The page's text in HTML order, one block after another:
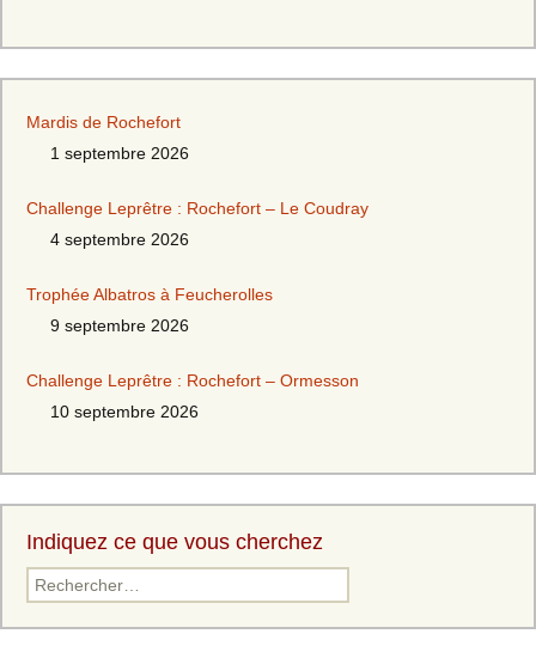
Mardis de Rochefort
1 septembre 2026
Challenge Leprêtre : Rochefort – Le Coudray
4 septembre 2026
Trophée Albatros à Feucherolles
9 septembre 2026
Challenge Leprêtre : Rochefort – Ormesson
10 septembre 2026
Indiquez ce que vous cherchez